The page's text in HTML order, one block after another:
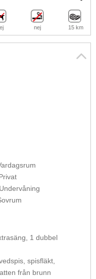
Undervåning
1 dubbel
spisfläkt,
från brunn
nej 15 km